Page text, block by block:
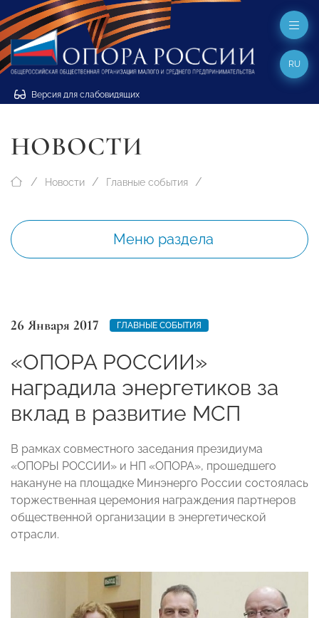
Версия для слабовидящих
RU
НОВОСТИ
Новости Главные события
Меню раздела
26 Января 2017 ГЛАВНЫЕ СОБЫТИЯ
«ОПОРА РОССИИ»
наградила энергетиков за
вклад в развитие МСП
В рамках совместного заседания президиума
«ОПОРЫ РОССИИ» и НП «ОПОРА», прошедшего
накануне на площадке Минэнерго России состоялась
торжественная церемония награждения партнеров
общественной организации в энергетической
отрасли.